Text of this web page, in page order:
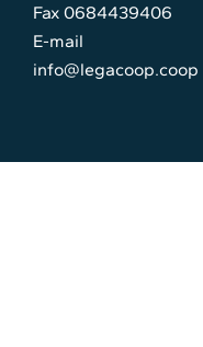
Fax 0684439406
E-mail
info@legacoop.coop